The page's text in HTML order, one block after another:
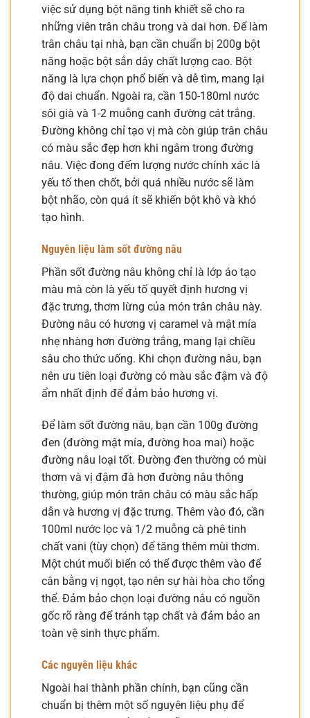
việc sử dụng bột năng tinh khiết sẽ cho ra
những viên trân châu trong và dai hơn. Để làm
trân châu tại nhà, bạn cần chuẩn bị 200g bột
năng hoặc bột sắn dây chất lượng cao. Bột
năng là lựa chọn phổ biến và dễ tìm, mang lại
độ dai chuẩn. Ngoài ra, cần 150-180ml nước
sôi già và 1-2 muỗng canh đường cát trắng.
Đường không chỉ tạo vị mà còn giúp trân châu
có màu sắc đẹp hơn khi ngâm trong đường
nâu. Việc đong đếm lượng nước chính xác là
yếu tố then chốt, bởi quá nhiều nước sẽ làm
bột nhão, còn quá ít sẽ khiến bột khô và khó
tạo hình.
Nguyên liệu làm sốt đường nâu
Phần sốt đường nâu không chỉ là lớp áo tạo
màu mà còn là yếu tố quyết định hương vị
đặc trưng, thơm lừng của món trân châu này.
Đường nâu có hương vị caramel và mật mía
nhẹ nhàng hơn đường trắng, mang lại chiều
sâu cho thức uống. Khi chọn đường nâu, bạn
nên ưu tiên loại đường có màu sắc đậm và độ
ẩm nhất định để đảm bảo hương vị.
Để làm sốt đường nâu, bạn cần 100g đường
đen (đường mật mía, đường hoa mai) hoặc
đường nâu loại tốt. Đường đen thường có mùi
thơm và vị đậm đà hơn đường nâu thông
thường, giúp món trân châu có màu sắc hấp
dẫn và hương vị đặc trưng. Thêm vào đó, cần
100ml nước lọc và 1/2 muỗng cà phê tinh
chất vani (tùy chọn) để tăng thêm mùi thơm.
Một chút muối biển có thể được thêm vào để
cân bằng vị ngọt, tạo nên sự hài hòa cho tổng
thể. Đảm bảo chọn loại đường nâu có nguồn
gốc rõ ràng để tránh tạp chất và đảm bảo an
toàn vệ sinh thực phẩm.
Các nguyên liệu khác
Ngoài hai thành phần chính, bạn cũng cần
chuẩn bị thêm một số nguyên liệu phụ để